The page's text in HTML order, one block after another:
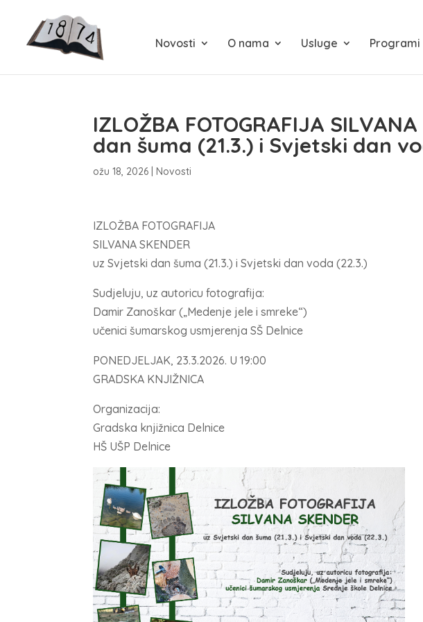
Novosti O nama Usluge Programi
IZLOŽBA FOTOGRAFIJA
dan šuma (21.3.) i Svjetski dan
ožu 18, 2026 |Novosti
IZLOŽBA FOTOGRAFIJA
SILVANA SKENDER
uz Svjetski dan šuma (21.3.) i Svjetski dan voda (22.3.)
Sudjeluju, uz autoricu fotografija:
Damir Zanoškar („Medenje jele i smreke“)
učenici šumarskog usmjerenja SŠ Delnice
PONEDJELJAK, 23.3.2026. U 19:00
GRADSKA KNJIŽNICA
Organizacija:
Gradska knjižnica Delnice
HŠ UŠP Delnice